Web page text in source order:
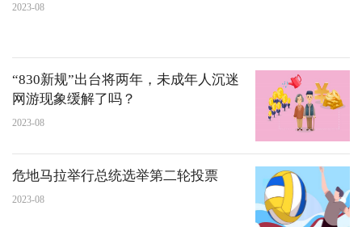
2023-08
“830新规”出台将两年，未成年人沉迷
网游现象缓解了吗？
2023-08
危地马拉举行总统选举第二轮投票
2023-08